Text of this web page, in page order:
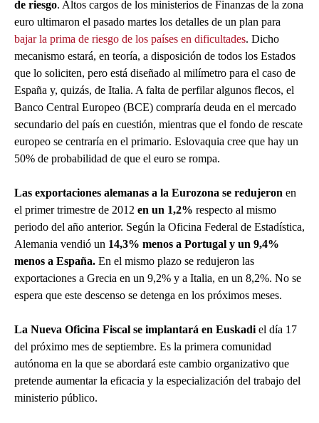
de riesgo. Altos cargos de los ministerios de Finanzas de la zona
euro ultimaron el pasado martes los detalles de un plan para
bajar la prima de riesgo de los países en dificultades. Dicho
mecanismo estará, en teoría, a disposición de todos los Estados
que lo soliciten, pero está diseñado al milímetro para el caso de
España y, quizás, de Italia. A falta de perfilar algunos flecos, el
Banco Central Europeo (BCE) compraría deuda en el mercado
secundario del país en cuestión, mientras que el fondo de rescate
europeo se centraría en el primario. Eslovaquia cree que hay un
50% de probabilidad de que el euro se rompa.
Las exportaciones alemanas a la Eurozona se redujeron en
el primer trimestre de 2012 en un 1,2% respecto al mismo
periodo del año anterior. Según la Oficina Federal de Estadística,
Alemania vendió un 14,3% menos a Portugal y un 9,4%
menos a España. En el mismo plazo se redujeron las
exportaciones a Grecia en un 9,2% y a Italia, en un 8,2%. No se
espera que este descenso se detenga en los próximos meses.
La Nueva Oficina Fiscal se implantará en Euskadi el día 17
del próximo mes de septiembre. Es la primera comunidad
autónoma en la que se abordará este cambio organizativo que
pretende aumentar la eficacia y la especialización del trabajo del
ministerio público.